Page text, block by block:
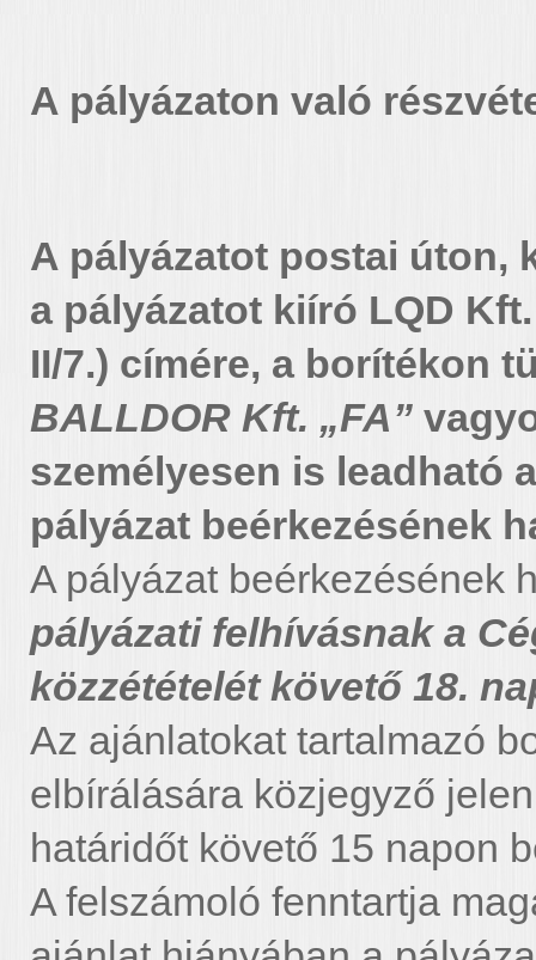
A pályázaton való
A pályázatot postai úton,
a pályázatot kiíró LQD
II/7.) címére, a borítékon
BALLDOR Kft. „FA”
személyesen is leadható
pályázat beérkezésének
A pályázat beérkezésének
pályázati felhívásnak a
közzétételét követő 18.
Az ajánlatokat tartalmazó
elbírálására közjegyző
határidőt követő 15 napon
A felszámoló fenntartja